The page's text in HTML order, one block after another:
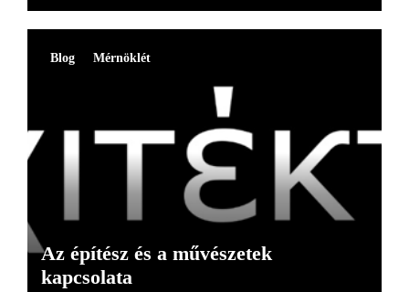
Blog Mérnöklét
Az építész és a művészetek
kapcsolata